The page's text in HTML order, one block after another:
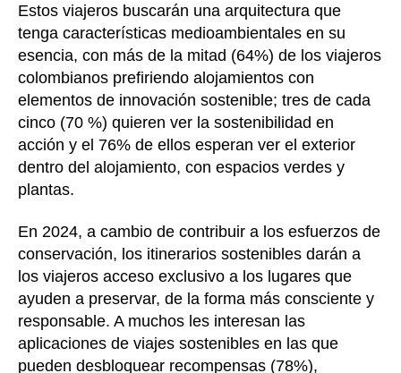
Estos viajeros buscarán una arquitectura que
tenga características medioambientales en su
esencia, con más de la mitad (64%) de los viajeros
colombianos prefiriendo alojamientos con
elementos de innovación sostenible; tres de cada
cinco (70 %) quieren ver la sostenibilidad en
acción y el 76% de ellos esperan ver el exterior
dentro del alojamiento, con espacios verdes y
plantas.
En 2024, a cambio de contribuir a los esfuerzos de
conservación, los itinerarios sostenibles darán a
los viajeros acceso exclusivo a los lugares que
ayuden a preservar, de la forma más consciente y
responsable. A muchos les interesan las
aplicaciones de viajes sostenibles en las que
pueden desbloquear recompensas (78%),